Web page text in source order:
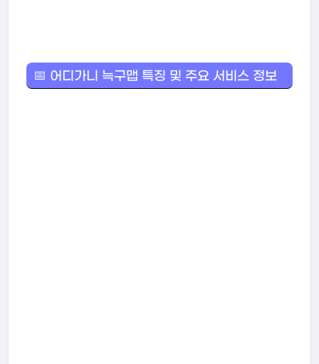
📅 어디가니 늑구맵 특징 및 주요 서비스 정보